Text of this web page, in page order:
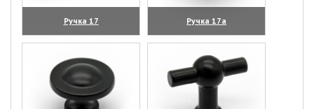
Ручка 17
(увеличить)
Ручка 17а
(увеличить)